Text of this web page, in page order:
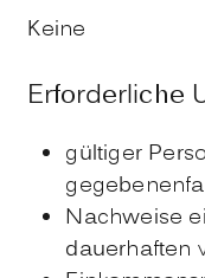
Keine
Erforderliche
gültiger
Nachweise
dauerhaften